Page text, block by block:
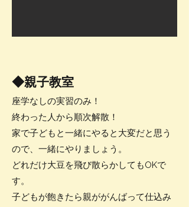
​◆親子教室
座学なしの実習のみ！
終わった人から順次解散！
家で子どもと一緒にやると大変だと思う
ので、一緒にやりましょう。
どれだけ大豆を飛び散らかしてもOKで
す。
子どもが飽きたら親ががんばって仕込み